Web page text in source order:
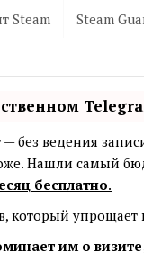
Steam Steam
— без ведения
Нашли самый
бесплатно.
который
им о